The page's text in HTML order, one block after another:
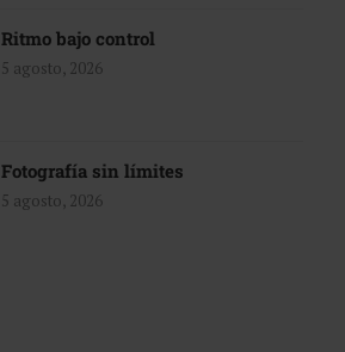
Ritmo bajo control
5 agosto, 2026
Fotografía sin límites
5 agosto, 2026